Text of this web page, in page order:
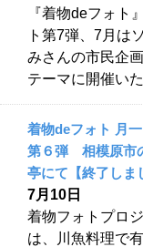
『着物deフォト
ト第7弾、7月は
みさんの市民企
テーマに開催い
着物deフォト 月
第６弾 相模原市
亭にて【終了しま
7月10日
着物フォトプロ
は、川魚料理で